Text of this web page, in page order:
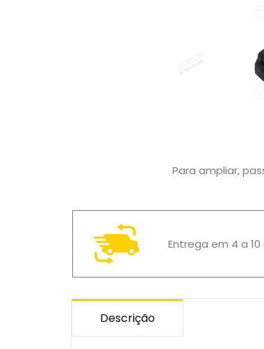
Para ampliar,
Entrega em 4 a 10
Descrição